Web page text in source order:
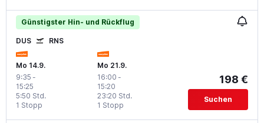
Günstigster Hin- und Rückflug
DUS RNS
Mo 14.9.
9:35 -
15:25
1 Stopp
5:50 Std.
Mo 21.9.
16:00 -
15:20
1 Stopp
23:20 Std.
198 €
Suchen